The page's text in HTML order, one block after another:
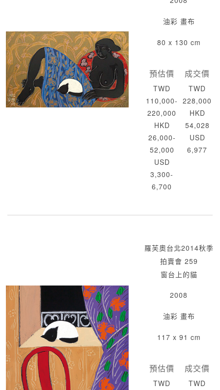
油彩 畫布
80 x 130 cm
預估價
TWD
110,000-
220,000
HKD
26,000-
52,000
USD
3,300-
6,700
成交價
TWD
228,000
HKD
54,028
USD
6,977
羅芙奧台北2014秋季
拍賣會 259
窗台上的貓
2008
油彩 畫布
117 x 91 cm
預估價
TWD
成交價
TWD